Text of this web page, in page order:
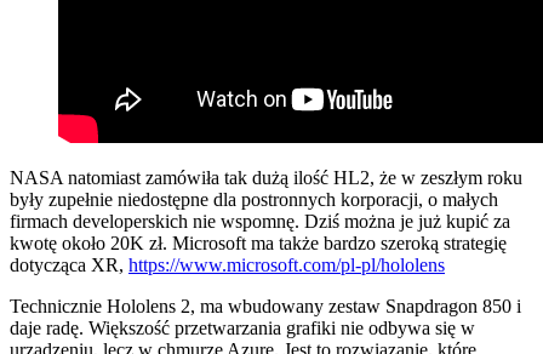
NASA natomiast zamówiła tak dużą ilość HL2, że w zeszłym roku
były zupełnie niedostępne dla postronnych korporacji, o małych
firmach developerskich nie wspomnę. Dziś można je już kupić za
kwotę około 20K zł. Microsoft ma także bardzo szeroką strategię
dotycząca XR, https://www.microsoft.com/pl-pl/hololens
Technicznie Hololens 2, ma wbudowany zestaw Snapdragon 850 i
daje radę. Większość przetwarzania grafiki nie odbywa się w
urządzeniu, lecz w chmurze Azure. Jest to rozwiązanie, które